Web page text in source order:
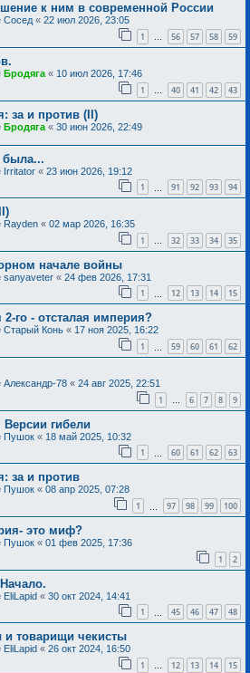
к ним в современной России
Сосед « 22 июл 2026, 23:05
1 … 56 57 58 59
Бродяга « 10 июл 2026, 17:46
1 … 40 41 42 43
за и против (II)
Бродяга « 30 июн 2026, 22:49
была...
Irritator « 23 июн 2026, 19:12
1 91 92 93 94
Rayden « 02 мар 2026, 16:35
1 … 32 33 34 35
начале войны
sanyaveter « 24 фев 2026, 17:31
1 12 13 14 15
го - отсталая империя?
Старый Конь « 17 ноя 2025, 16:22
1 59 60 61 62
Александр-78 « 24 авг 2025, 22:51
1 … 6 7 8 9
гибели
Пушок « 18 май 2025, 10:32
1 60 61 62 63
за и против
Пушок « 08 апр 2025, 07:28
1 97 98 99 100
это миф?
Пушок « 01 фев 2025, 17:36
1 2
EliLapid « 30 окт 2024, 14:41
1 45 46 47 48
и товарищи чекисты
EliLapid « 26 окт 2024, 16:50
1 … 12 13 14 15